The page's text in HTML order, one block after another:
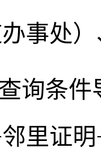
事处
询条
里证